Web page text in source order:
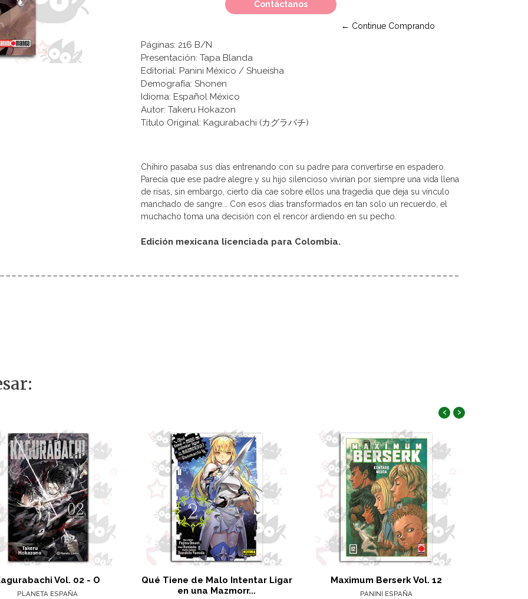
Contáctanos
← Continue Comprando
Páginas: 216 B/N
Presentación: Tapa Blanda
Editorial: Panini México / Shueisha
Demografía: Shonen
Idioma: Español México
Autor: Takeru Hokazon
Título Original: Kagurabachi (カグラバチ)
Chihiro pasaba sus días entrenando con su padre para convertirse en espadero.
Parecía que ese padre alegre y su hijo silencioso vivirían por siempre una vida llena
de risas, sin embargo, cierto día cae sobre ellos una tragedia que deja su vínculo
manchado de sangre... Con esos días transformados en tan solo un recuerdo, el
muchacho toma una decisión con el rencor ardiendo en su pecho.
Edición mexicana licenciada para Colombia.
Vol. 02 - O
PLANETA ESPAÑA
Qué Tiene de Malo Intentar Ligar
en una Mazmorr...
Maximum Berserk Vol. 12
PANINI ESPAÑA
‹ ›